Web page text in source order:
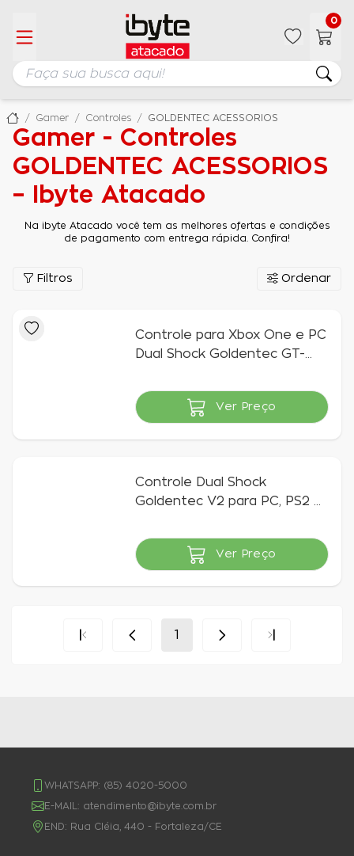
0
Gamer Controles GOLDENTEC ACESSORIOS
Gamer - Controles
GOLDENTEC ACESSORIOS
– Ibyte Atacado
Na ibyte Atacado você tem as melhores ofertas e condições
de pagamento com entrega rápida. Confira!
Filtros Ordenar
Controle para Xbox One e PC
Dual Shock Goldentec GT-
Indisponível
Ver Preço
Controle Dual Shock
Goldentec V2 para PC, PS2 e
Indisponível
Ver Preço
1
WHATSAPP: (85) 4020-5000
E-MAIL: atendimento@ibyte.com.br
END: Rua Cléia, 440 - Fortaleza/CE